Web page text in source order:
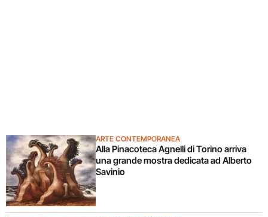
ARTE CONTEMPORANEA
Alla Pinacoteca Agnelli di Torino arriva
una grande mostra dedicata ad Alberto
Savinio